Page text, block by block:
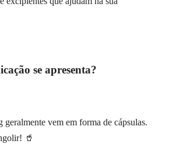
se apresenta?
vem em forma de cápsulas.
🥤